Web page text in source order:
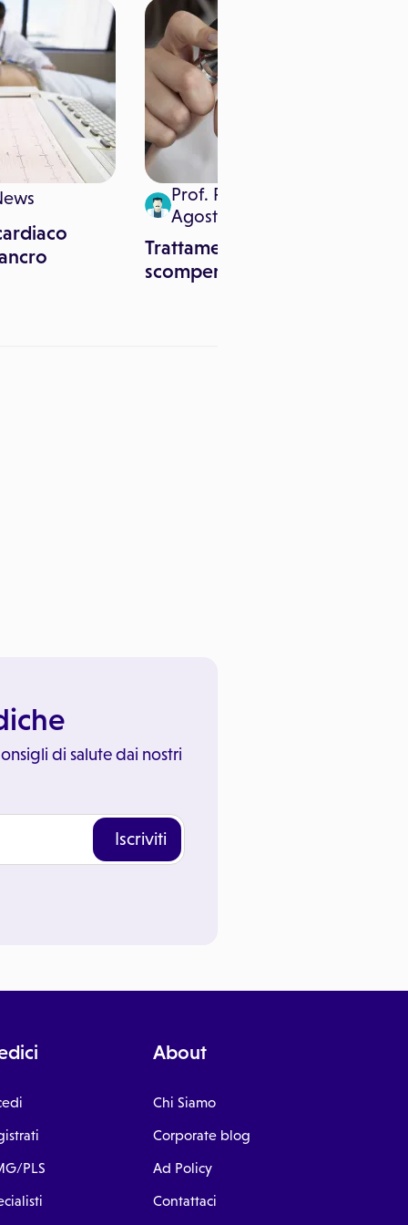
Prof. PierGiuseppe
Agostoni
Trattamento dello
scompenso cardiaco
di salute dai nostri
Iscriviti
PLS
About
Chi Siamo
Corporate blog
Ad Policy
Contattaci